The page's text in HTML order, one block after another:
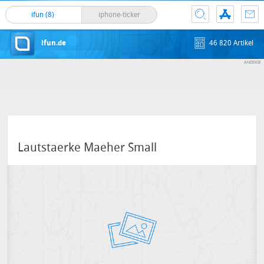
ifun (8) iphone-ticker
ifun.de 46 820 Artikel
Lautstaerke Maeher Small